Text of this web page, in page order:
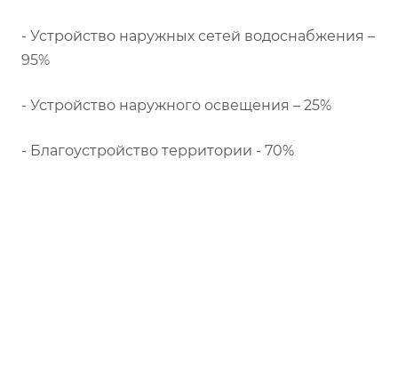
- Устройство наружных сетей водоснабжения –
95%
- Устройство наружного освещения – 25%
- Благоустройство территории - 70%